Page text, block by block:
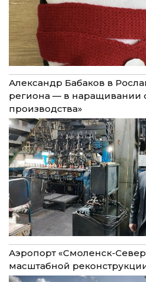
Александр Бабаков в
региона — в наращивании
производства»
Аэропорт «Смоленск-
масштабной